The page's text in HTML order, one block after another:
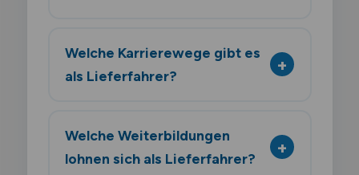
Welche Karrierewege gibt es
als Lieferfahrer?
Welche Weiterbildungen
lohnen sich als Lieferfahrer?